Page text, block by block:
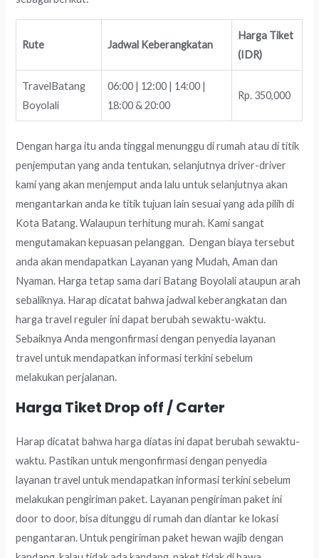
Rute Jadwal Keberangkatan
Harga Tiket
(IDR)
TravelBatang
Boyolali
06:00 | 12:00 | 14:00 |
18:00 & 20:00
Rp. 350,000
Dengan harga itu anda tinggal menunggu di rumah atau di titik
penjemputan yang anda tentukan, selanjutnya driver-driver
kami yang akan menjemput anda lalu untuk selanjutnya akan
mengantarkan anda ke titik tujuan lain sesuai yang ada pilih di
Kota Batang. Walaupun terhitung murah. Kami sangat
mengutamakan kepuasan pelanggan. Dengan biaya tersebut
anda akan mendapatkan Layanan yang Mudah, Aman dan
Nyaman. Harga tetap sama dari Batang Boyolali ataupun arah
sebaliknya. Harap dicatat bahwa jadwal keberangkatan dan
harga travel reguler ini dapat berubah sewaktu-waktu.
Sebaiknya Anda mengonfirmasi dengan penyedia layanan
travel untuk mendapatkan informasi terkini sebelum
melakukan perjalanan.
Harga Tiket Drop off / Carter
Harap dicatat bahwa harga diatas ini dapat berubah sewaktu-
waktu. Pastikan untuk mengonfirmasi dengan penyedia
layanan travel untuk mendapatkan informasi terkini sebelum
melakukan pengiriman paket. Layanan pengiriman paket ini
door to door, bisa ditunggu di rumah dan diantar ke lokasi
pengantaran. Untuk pengiriman paket hewan wajib dengan